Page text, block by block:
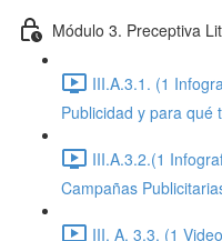
Módulo 3. Preceptiva
III.A.3.1. (1
Publicidad y para qué
III.A.3.2.(1
Campañas
III. A. 3.3. (1